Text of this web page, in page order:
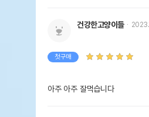
건강한고양이들
첫구매
아주 아주 잘먹습니다